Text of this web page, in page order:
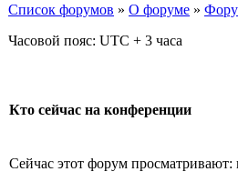
Список форумов » О форуме »
Часовой пояс: UTC + 3 часа
Кто сейчас на конференции
Сейчас этот форум просматривают: